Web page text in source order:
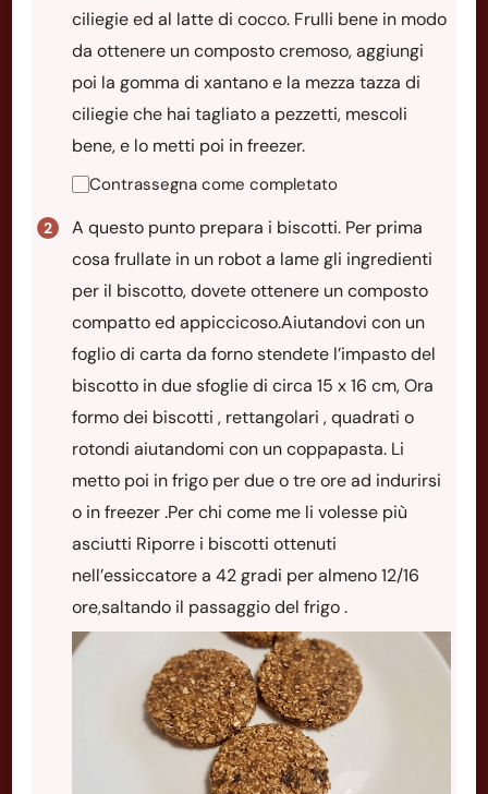
ciliegie ed al latte di cocco. Frulli bene in modo
da ottenere un composto cremoso, aggiungi
poi la gomma di xantano e la mezza tazza di
ciliegie che hai tagliato a pezzetti, mescoli
bene, e lo metti poi in freezer.
Contrassegna come completato
A questo punto prepara i biscotti. Per prima
cosa frullate in un robot a lame gli ingredienti
per il biscotto, dovete ottenere un composto
compatto ed appiccicoso.Aiutandovi con un
foglio di carta da forno stendete l’impasto del
biscotto in due sfoglie di circa 15 x 16 cm, Ora
formo dei biscotti , rettangolari , quadrati o
rotondi aiutandomi con un coppapasta. Li
metto poi in frigo per due o tre ore ad indurirsi
o in freezer .Per chi come me li volesse più
asciutti Riporre i biscotti ottenuti
nell’essiccatore a 42 gradi per almeno 12/16
ore,saltando il passaggio del frigo .